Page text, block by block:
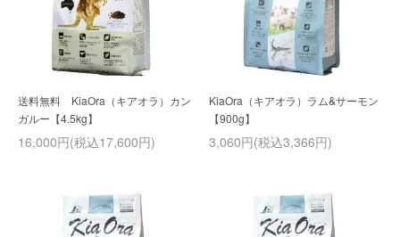
送料無料 KiaOra（キアオラ）カン
ガルー【4.5kg】
16,000円(税込17,600円)
KiaOra（キアオラ）ラム&サーモン
【900g】
3,060円(税込3,366円)